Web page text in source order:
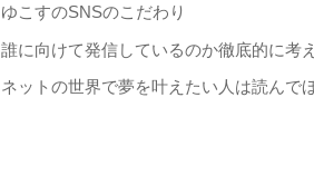
ゆこすのSNSのこだわり
誰に向けて発信しているのか徹底的に考
ネットの世界で夢を叶えたい人は読んで